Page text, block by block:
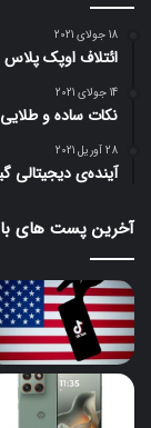
18 جولای 2021
ائتلاف اوپک
14 جولای 2021
نکات ساده و
28 آوریل 2021
آینده‌ی دیجیتالی
آخرین پست های